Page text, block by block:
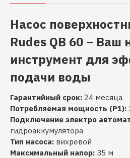
Насос
Rudes QB 60 –
инструмент для
подачи воды
Гарантийный срок: 24 месяца
Потребляемая мощность (P1):
Подключение электро
гидроаккумулятора
Тип насоса: вихревой
Максимальный напор: 35 м